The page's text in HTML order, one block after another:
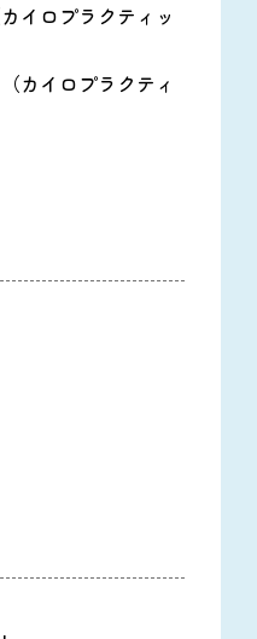
イロプラクティッ